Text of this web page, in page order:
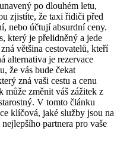
po dlouhém letu,
zjistíte, že taxi řidiči před
nebo účtují absurdní ceny.
který je přelidněný a jede
většina cestovatelů, kteří
alternativa je rezervace
že vás bude čekat
zná vaši cestu a cenu
může změnit váš zážitek z
V tomto článku
klíčová, jaké služby jsou na
partnera pro vaše